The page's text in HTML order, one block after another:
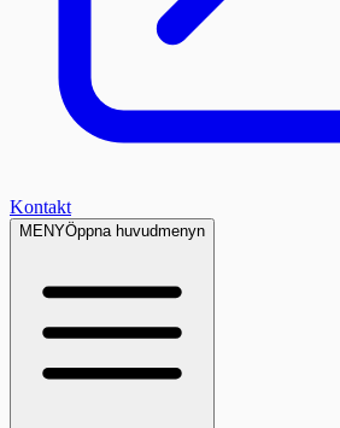
Kontakt
MENYÖppna huvudmenyn